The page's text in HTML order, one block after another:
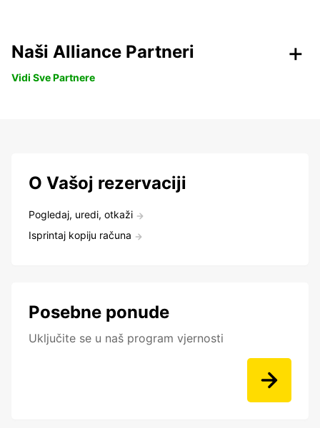
Naši Alliance Partneri
Vidi Sve Partnere
O Vašoj rezervaciji
Pogledaj, uredi, otkaži
Isprintaj kopiju računa
Posebne ponude
Uključite se u naš program vjernosti